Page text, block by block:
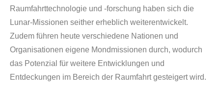
Raumfahrttechnologie und -forschung haben sich die
Lunar-Missionen seither erheblich weiterentwickelt.
Zudem führen heute verschiedene Nationen und
Organisationen eigene Mondmissionen durch, wodurch
das Potenzial für weitere Entwicklungen und
Entdeckungen im Bereich der Raumfahrt gesteigert wird.